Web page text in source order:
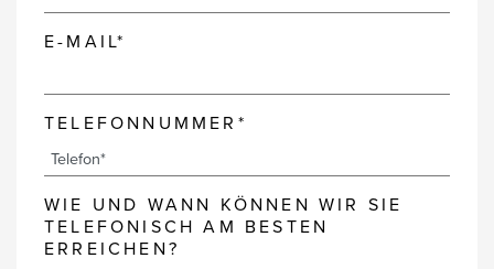
E-MAIL*
TELEFONNUMMER*
WIE UND WANN KÖNNEN WIR SIE
TELEFONISCH AM BESTEN
ERREICHEN?